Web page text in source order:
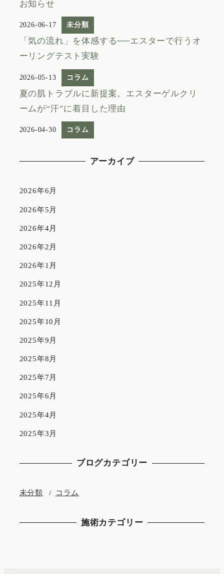
お知らせ
2026-06-17 未分類
「気の流れ」を体感する──エスターで行うオ
ーリングテスト実験
2026-05-13 コラム
夏の肌トラブルに新提案。エスターゲルクリ
ームが“汗”に着目した理由
2026-04-30 コラム
アーカイブ
2026年6月
2026年5月
2026年4月
2026年2月
2026年1月
2025年12月
2025年11月
2025年10月
2025年9月
2025年8月
2025年7月
2025年6月
2025年4月
2025年3月
ブログカテゴリー
未分類 コラム
施術カテゴリー